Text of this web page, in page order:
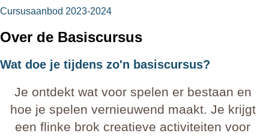
Cursusaanbod 2023-2024
Over de Basiscursus
Wat doe je tijdens zo'n basiscursus?
Je ontdekt wat voor spelen er bestaan en
hoe je spelen vernieuwend maakt. Je krijgt
een flinke brok creatieve activiteiten voor